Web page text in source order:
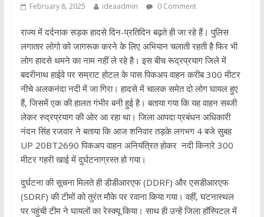
February 8, 2025 ideaadmin 0 Comment
राज्य में दर्दनाक सड़क हादसे दिन-प्रतिदिन बढ़ते ही जा रहे हैं। पुलिस
लगातार लोगो को जागरूक करने के लिए अभियान चलाती रहती है फिर भी
लोग हादसे थमने का नाम नहीं ले रहे है। इस बीच रूद्रप्रयाग जिले में
बदरीनाथ हाईवे पर सम्राट होटल के पास पिकअप वाहन करीब 300 मीटर
नीचे अलकनंदा नदी में जा गिरा। हादसे में चालक समेत दो लोग घायल हुए
हैं, जिसमें एक की हालत गंभीर बनी हुई है। बताया गया कि यह वाहन सब्जी
लेकर रुद्रप्रयाग की ओर आ रहा था। जिला आपदा प्रबंधन अधिकारी
नंदन सिंह रजवार ने बताया कि आज शनिवार तड़के लगभग 4 बजे सुबह
UP 20BT2690 पिकअप वाहन अनियंत्रित होकर नदी किनारे 300
मीटर गहरी खाई में दुर्घटनाग्रस्त हो गया।
दुर्घटना की सूचना मिलते ही डीडीआरएफ (DDRF) और एसडीआरएफ
(SDRF) की टीमों को तुरंत मौके पर रवाना किया गया। वहीं, घटनास्थल
पर पहुंची टीम ने घायलों का रेस्क्यू किया। साथ ही उन्हें जिला हॉस्पिटल में